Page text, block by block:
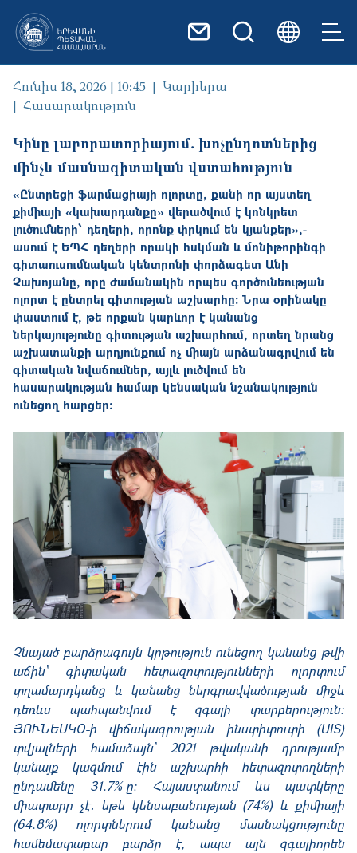
Հունիս 18, 2026 | 10:45
Կարիերա
Հասարակություն
Կինը լաբորատորիայում․ խոչընդոտներից
մինչև մասնագիտական վստահություն
«Ընտրեցի ֆարմացիայի ոլորտը, քանի որ այստեղ
քիմիայի «կախարդանքը» վերածվում է կոնկրետ
լուծումների՝ դեղերի, որոնք փրկում են կյանքեր»,-
ասում է ԵՊՀ դեղերի որակի հսկման և մոնիթորինգի
գիտաուսումնական կենտրոնի փորձագետ Անի
Չախոյանը, որը ժամանակին որպես գործունեության
ոլորտ է ընտրել գիտության աշխարհը: Նրա օրինակը
փաստում է, թե որքան կարևոր է կանանց
ներկայությունը գիտության աշխարհում, որտեղ նրանց
աշխատանքի արդյունքում ոչ միայն արձանագրվում են
գիտական նվաճումներ, այլև լուծվում են
հասարակության համար կենսական նշանակություն
ունեցող հարցեր։
Չնայած բարձրագույն կրթություն ունեցող կանանց թվի
աճին՝ գիտական հետազոտությունների ոլորտում
տղամարդկանց և կանանց ներգրավվածության միջև
դեռևս պահպանվում է զգալի տարբերություն։
ՅՈՒՆԵՍԿՕ-ի վիճակագրության ինստիտուտի (UIS)
տվյալների համաձայն՝ 2021 թվականի դրությամբ
կանայք կազմում էին աշխարհի հետազոտողների
ընդամենը 31.7%-ը։ Հայաստանում ևս պատկերը
միատարր չէ․ եթե կենսաբանության (74%) և քիմիայի
(64.8%) ոլորտներում կանանց մասնակցությունը
համեմատաբար բարձր է, ապա այն զգալիորեն